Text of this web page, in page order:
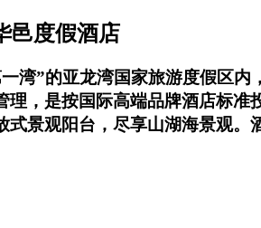
邑度假酒店
湾”的亚龙湾国家旅游度假区
理，是按国际高端品牌酒店标
式景观阳台，尽享山湖海景观